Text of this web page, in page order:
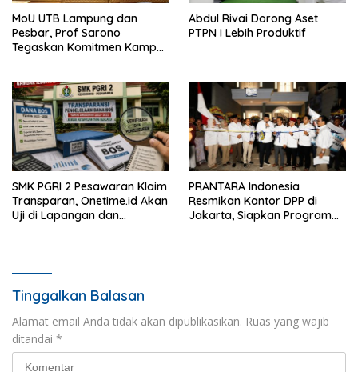
MoU UTB Lampung dan
Pesbar, Prof Sarono
Tegaskan Komitmen Kampus
Abdul Rivai Dorong Aset
PTPN I Lebih Produktif
SMK PGRI 2 Pesawaran Klaim
Transparan, Onetime.id Akan
Uji di Lapangan dan
PRANTARA Indonesia
Resmikan Kantor DPP di
Jakarta, Siapkan Program
Tinggalkan Balasan
Alamat email Anda tidak akan dipublikasikan. Ruas yang wajib
ditandai *